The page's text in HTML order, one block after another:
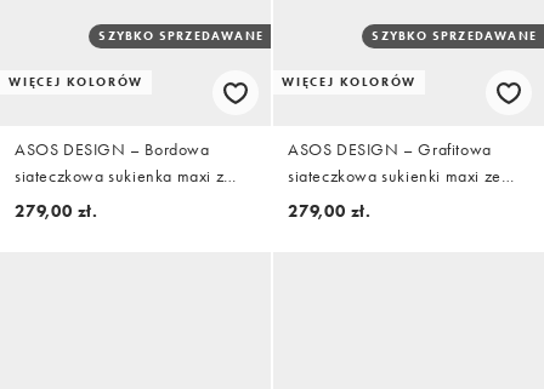
WIĘCEJ KOLORÓW
SZYBKO SPRZEDAWANE
ASOS DESIGN – Bordowa
siateczkowa sukienka maxi z
dekoltem typu halter, skręconym
279,00 zł.
WIĘCEJ KOLORÓW
SZYBKO SPRZEDAWANE
ASOS DESIGN – Grafitowa
siateczkowa sukienki maxi ze
skręconym przodem, dekoltem
279,00 zł.